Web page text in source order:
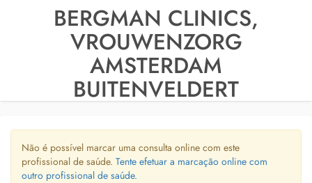
BERGMAN CLINICS,
VROUWENZORG
AMSTERDAM
BUITENVELDERT
Não é possível marcar uma consulta online com este
profissional de saúde. Tente efetuar a marcação online com
outro profissional de saúde.